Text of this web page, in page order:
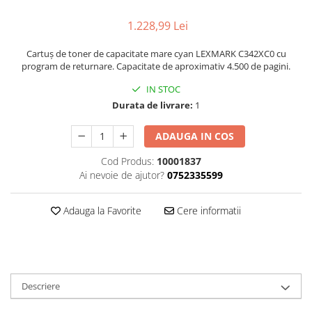
1.228,99 Lei
Cartuș de toner de capacitate mare cyan LEXMARK C342XC0 cu
program de returnare. Capacitate de aproximativ 4.500 de pagini.
IN STOC
Durata de livrare: 1
ADAUGA IN COS
Cod Produs: 10001837
Ai nevoie de ajutor? 0752335599
Adauga la Favorite Cere informatii
Descriere